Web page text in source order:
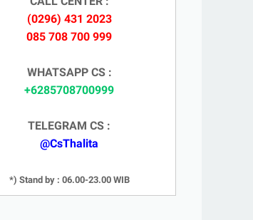
(0296) 431 2023
085 708 700 999
WHATSAPP CS :
+6285708700999
TELEGRAM CS :
@CsThalita
*) Stand by : 06.00-23.00 WIB